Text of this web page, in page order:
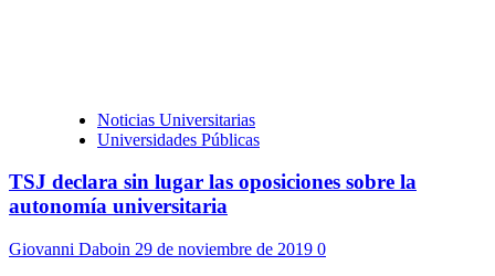
Noticias Universitarias
Universidades Públicas
TSJ declara sin lugar las oposiciones sobre la
autonomía universitaria
Giovanni Daboin 29 de noviembre de 2019 0